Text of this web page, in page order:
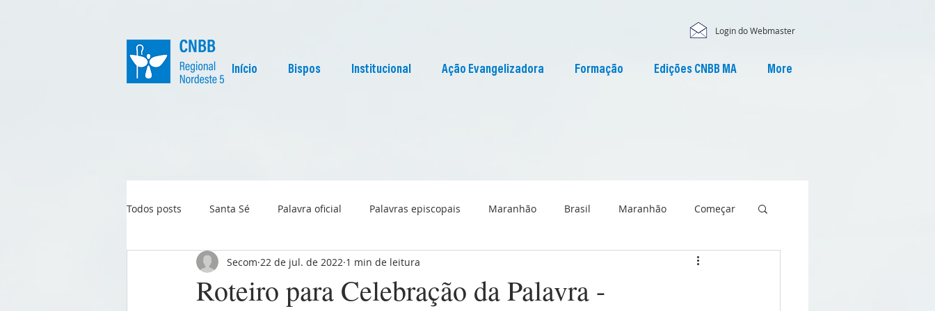
Login do Webmaster
Início Bispos Institucional Ação Evangelizadora Formação Edições CNBB MA More
Todos posts Santa Sé Palavra oficial Palavras episcopais Maranhão Brasil Maranhão Começar
Igreja no Mundo Liturgia Pascom Maranhão
Roteiro para Celebração da Palavra -
Secom 22 de jul. de 2022 1 min de leitura